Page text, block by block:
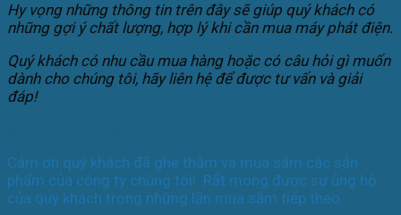
Hy vọng những thông tin trên đây sẽ giúp quý khách có
những gợi ý chất lượng, hợp lý khi cần mua máy phát điện.
Quý khách có nhu cầu mua hàng hoặc có câu hỏi gì muốn
dành cho chúng tôi, hãy liên hệ để được tư vấn và giải
đáp!
Cảm ơn quý khách đã ghé thăm và mua sắm các sản
phẩm của công ty chúng tôi!. Rất mong được sự ủng hộ
của quý khách trong những lần mua sắm tiếp theo.